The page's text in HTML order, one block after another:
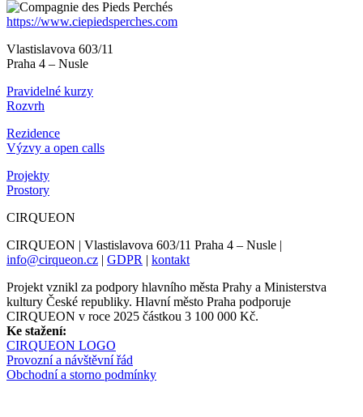
https://www.ciepiedsperches.com
Vlastislavova 603/11
Praha 4 – Nusle
Pravidelné kurzy
Rozvrh
Rezidence
Výzvy a open calls
Projekty
Prostory
CIRQUEON
CIRQUEON | Vlastislavova 603/11 Praha 4 – Nusle |
info@cirqueon.cz | GDPR | kontakt
Projekt vznikl za podpory hlavního města Prahy a Ministerstva
kultury České republiky. Hlavní město Praha podporuje
CIRQUEON v roce 2025 částkou 3 100 000 Kč.
Ke stažení:
CIRQUEON LOGO
Provozní a návštěvní řád
Obchodní a storno podmínky